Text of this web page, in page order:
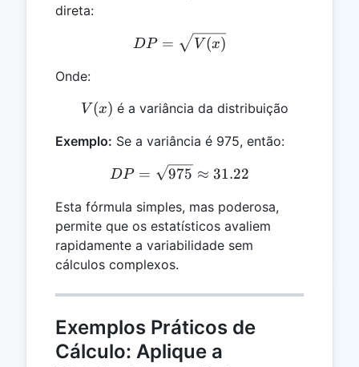
direta:
DP = \sqrt{V(x)}
DP = V (x)
Onde:
V(x)
V (x) é a variância da distribuição
Exemplo: Se a variância é 975, então:
DP = \sqrt{975} \approx
DP = 975 ≈ 31.22
Esta fórmula simples, mas poderosa,
permite que os estatísticos avaliem
rapidamente a variabilidade sem
cálculos complexos.
Exemplos Práticos de
Cálculo: Aplique a